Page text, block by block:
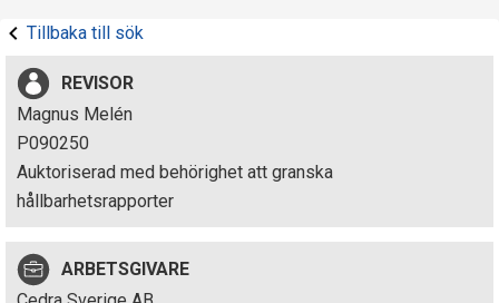
r
s
i
n
s
p
e
Tillbaka till sök
REVISOR
Magnus Melén
P090250
Auktoriserad med behörighet att granska
hållbarhetsrapporter
ARBETSGIVARE